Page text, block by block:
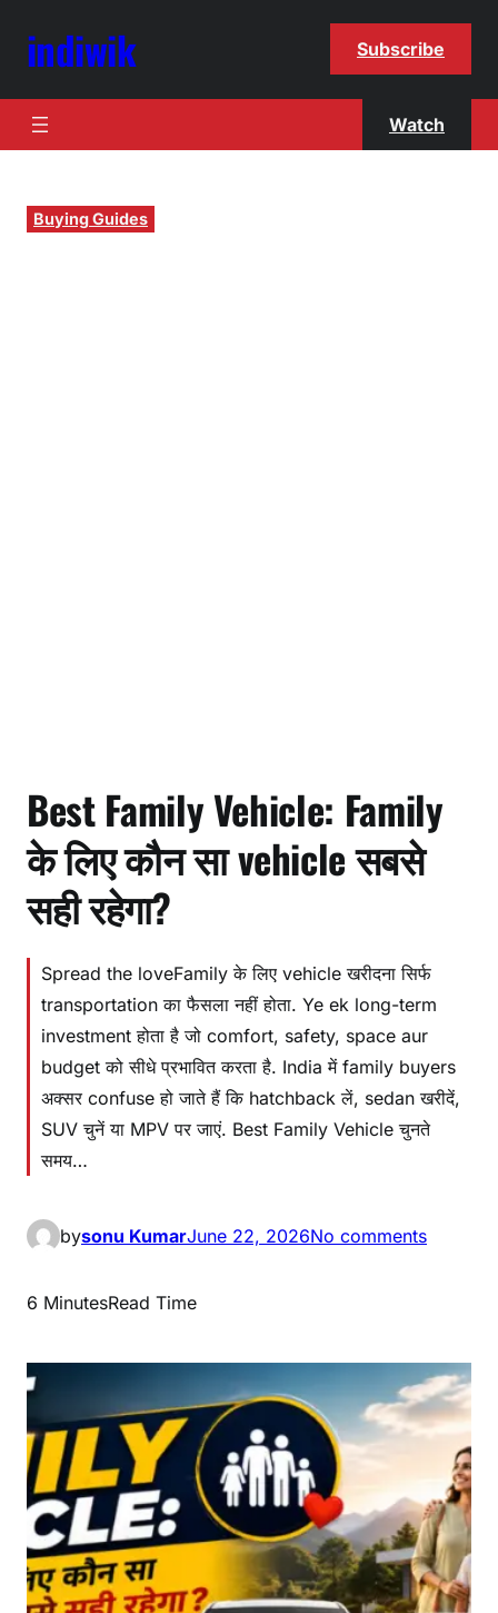
indiwik Subscribe
Watch
Buying Guides
Best Family Vehicle: Family
के लिए कौन सा vehicle सबसे
सही रहेगा?
Spread the loveFamily के लिए vehicle खरीदना सिर्फ
transportation का फैसला नहीं होता. Ye ek long-term
investment होता है जो comfort, safety, space aur
budget को सीधे प्रभावित करता है. India में family buyers
अक्सर confuse हो जाते हैं कि hatchback लें, sedan खरीदें,
SUV चुनें या MPV पर जाएं. Best Family Vehicle चुनते
समय…
bysonu KumarJune 22, 2026No comments
6 MinutesRead Time